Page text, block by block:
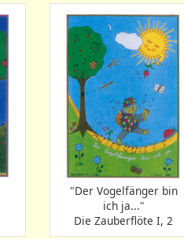
"Der Vogelfänger bin
ich ja..."
Die Zauberflöte I, 2